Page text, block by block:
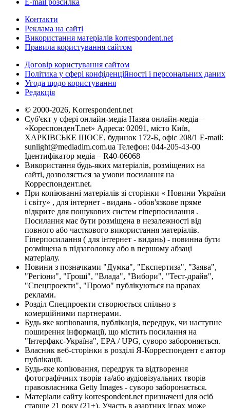
Контакти
Реклама на сайті
Використання матеріалів korrespondent.net
Правила користування сайтом
Договір користування сайтом
Політика у сфері конфіденційності і персональних даних
Угода щодо користування
Редакція
© 2000-2026, Korrespondent.net
Суб'єкт у сфері онлайн-медіа Назва онлайн-медіа –
«КореспонденТ.net» Адреса: 02091, місто Київ,
ХАРКІВСЬКЕ ШОСЕ, будинок 172-Б, офіс 208/1 E-mail:
sunlight@mediadim.com.ua Телефон: 044-205-43-00
Ідентифікатор медіа – R40-06068
Використання будь-яких матеріалів, розміщених на
сайті, дозволяється за умови посилання на
Корреспондент.net.
При копіюванні матеріалів зі сторінки « Новини України
і світу» , для інтернет - видань - обов'язкове пряме
відкрите для пошукових систем гіперпосилання .
Посилання має бути розміщена в незалежності від
повного або часткового використання матеріалів.
Гіперпосилання ( для інтернет - видань) - повинна бути
розміщена в підзаголовку або в першому абзаці
матеріалу.
Новини з позначками "Думка", "Експертиза", "Заява",
"Регіони", "Гроші", "Влада", "Вибори", "Тест-драйв",
"Спецпроекти", "Промо" публікуються на правах
реклами.
Розділ Спецпроекти створюється спільно з
комерційними партнерами.
Будь яке копіювання, публікація, передрук, чи наступне
поширення інформації, що містить посилання на
"Інтерфакс-Україна", EPA / UPG, суворо забороняється.
Власник веб-сторінки в розділі Я-Корреспондент є автор
публікації.
Будь-яке копіювання, передрук та відтворення
фотографічних творів та/або аудіовізуальних творів
правовласника Getty Images - суворо забороняється.
Матеріали сайту korrespondent.net призначені для осіб
старше 21 року (21+). Участь в азартних іграх може